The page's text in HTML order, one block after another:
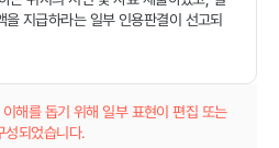
지급하라는 일부 인용판결이 선고되
해를 돕기 위해 일부 표현이 편집 또는
성되었습니다.